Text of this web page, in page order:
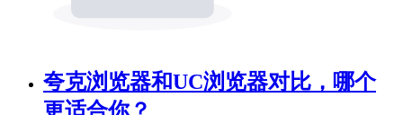
夸克浏览器和UC浏览器对比，哪个
更适合你？